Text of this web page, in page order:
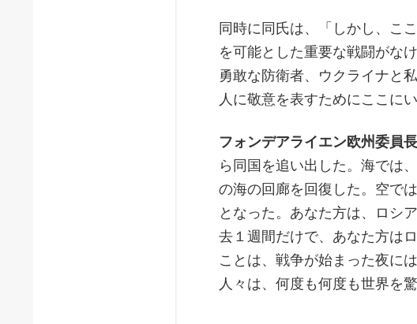
同時に同氏は、「しかし、こ
を可能とした重要な戦闘がな
勇敢な防衛者、ウクライナと
人に敬意を表すためにここに
フォンデアライエン欧州委員長
ら同国を追い出した。海では
の海の回廊を回復した。空で
となった。あなた方は、ロシ
去１週間だけで、あなた方は
ことは、戦争が始まった夜に
人々は、何度も何度も世界を